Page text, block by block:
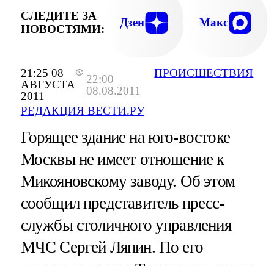
21:25 08
АВГУСТА
2011
22:00
08.08.2011
РЕДАКЦИЯ ВЕСТИ.РУ
ПРОИСШЕСТВИЯ
СЛЕДИТЕ ЗА
НОВОСТЯМИ:
Дзен Макс
Горящее здание на юго-востоке
Москвы не имеет отношение к
Микояновскому заводу. Об этом
сообщил представитель пресс-
службы столичного управления
МЧС Сергей Ляпин. По его